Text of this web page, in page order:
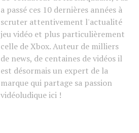
a passé ces 10 dernières années à
scruter attentivement l'actualité
jeu vidéo et plus particulièrement
celle de Xbox. Auteur de milliers
de news, de centaines de vidéos il
est désormais un expert de la
marque qui partage sa passion
vidéoludique ici !